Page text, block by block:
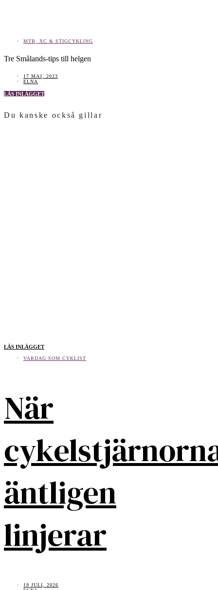
MTB, XC & STIGCYKLING
Tre Smålands-tips till helgen
17 MAJ, 2023
ELNA
LÄS INLÄGGET
Du kanske också gillar
LÄS INLÄGGET
VARDAG SOM CYKLIST
När
äntligen
linjerar
19 JULI, 2026